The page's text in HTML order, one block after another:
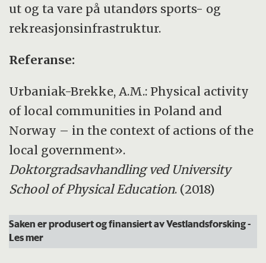
ut og ta vare på utandørs sports- og
rekreasjonsinfrastruktur.
Referanse:
Urbaniak-Brekke, A.M.: Physical activity
of local communities in Poland and
Norway – in the context of actions of the
local government».
Doktorgradsavhandling ved University
School of Physical Education. (2018)
Saken er produsert og finansiert av Vestlandsforsking-
Les mer